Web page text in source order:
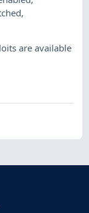
,
are available